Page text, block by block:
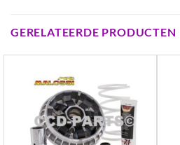
GERELATEERDE PRODUCTEN